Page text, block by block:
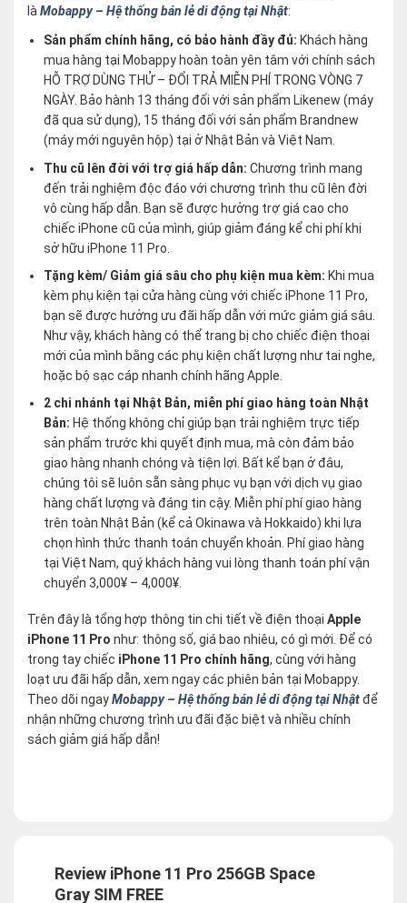
là Mobappy – Hệ thống bán lẻ di động tại Nhật:
Sản phẩm chính hãng, có bảo hành đầy đủ: Khách hàng
mua hàng tại Mobappy hoàn toàn yên tâm với chính sách
HỖ TRỢ DÙNG THỬ – ĐỔI TRẢ MIỄN PHÍ TRONG VÒNG 7
NGÀY. Bảo hành 13 tháng đối với sản phẩm Likenew (máy
đã qua sử dụng), 15 tháng đối với sản phẩm Brandnew
(máy mới nguyên hộp) tại ở Nhật Bản và Việt Nam.
Thu cũ lên đời với trợ giá hấp dẫn:Chương trình mang
đến trải nghiệm độc đáo với chương trình thu cũ lên đời
vô cùng hấp dẫn. Bạn sẽ được hưởng trợ giá cao cho
chiếc iPhone cũ của mình, giúp giảm đáng kể chi phí khi
sở hữu iPhone 11 Pro.
Tặng kèm/ Giảm giá sâu cho phụ kiện mua kèm: Khi mua
kèm phụ kiện tại cửa hàng cùng với chiếc iPhone 11 Pro,
bạn sẽ được hưởng ưu đãi hấp dẫn với mức giảm giá sâu.
Như vậy, khách hàng có thể trang bị cho chiếc điện thoại
mới của mình bằng các phụ kiện chất lượng như tai nghe,
hoặc bộ sạc cáp nhanh chính hãng Apple.
2 chi nhánh tại Nhật Bản, miễn phí giao hàng toàn Nhật
Bản: Hệ thống không chỉ giúp bạn trải nghiệm trực tiếp
sản phẩm trước khi quyết định mua, mà còn đảm bảo
giao hàng nhanh chóng và tiện lợi. Bất kể bạn ở đâu,
chúng tôi sẽ luôn sẵn sàng phục vụ bạn với dịch vụ giao
hàng chất lượng và đáng tin cậy. Miễn phí phí giao hàng
trên toàn Nhật Bản (kể cả Okinawa và Hokkaido) khi lựa
chọn hình thức thanh toán chuyển khoản. Phí giao hàng
tại Việt Nam, quý khách hàng vui lòng thanh toán phí vận
chuyển 3,000¥ – 4,000¥.
Trên đây là tổng hợp thông tin chi tiết về điện thoại Apple
iPhone 11 Pro như: thông số, giá bao nhiêu, có gì mới. Để có
trong tay chiếc iPhone 11 Pro chính hãng, cùng với hàng
loạt ưu đãi hấp dẫn, xem ngay các phiên bản tại Mobappy.
Theo dõi ngayMobappy – Hệ thống bán lẻ di động tại Nhậtđể
nhận những chương trình ưu đãi đặc biệt và nhiều chính
sách giảm giá hấp dẫn!
Review iPhone 11 Pro 256GB Space
Gray SIM FREE